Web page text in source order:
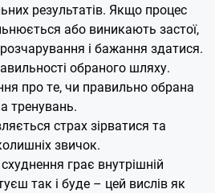
результатів. Якщо процес
або виникають застої,
і бажання здатися.
обраного шляху.
про те, чи правильно обрана
тренувань.
страх зірватися та
звичок.
грає внутрішній
так і буде – цей вислів як